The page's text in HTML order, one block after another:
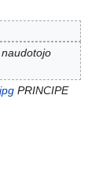
PRINCIPE